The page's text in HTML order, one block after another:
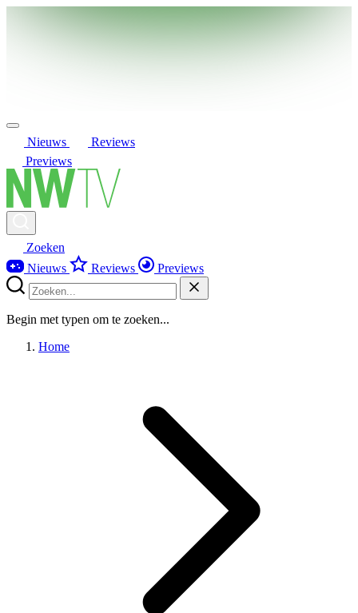
Nieuws
Reviews
Previews
Zoeken
Nieuws
Reviews Previews
Begin met typen om te zoeken...
Home